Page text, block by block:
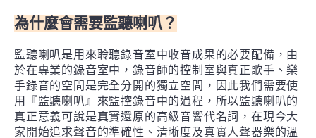
為什麼會需要監聽喇叭？
監聽喇叭是用來聆聽錄音室中收音成果的必要配備，由
於在專業的錄音室中，錄音師的控制室與真正歌手、樂
手錄音的空間是完全分開的獨立空間，因此我們需要使
用『監聽喇叭』來監控錄音中的過程，所以監聽喇叭的
真正意義可說是真實還原的高級音響代名詞，在現今大
家開始追求聲音的準確性、清晰度及真實人聲器樂的溫